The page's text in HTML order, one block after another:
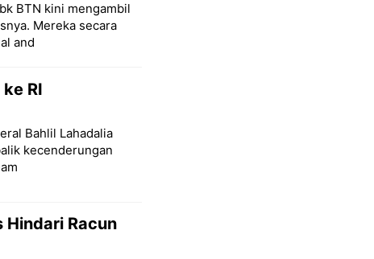
BTN kini mengambil
Mereka secara
and
RI
Bahlil Lahadalia
kecenderungan
Hindari Racun